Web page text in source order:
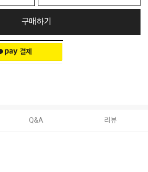
구매하기
Q&A 리뷰